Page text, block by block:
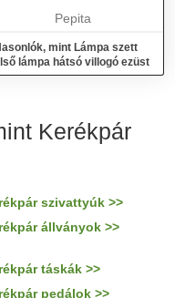
Pepita
mint Lámpa szett
lámpa hátsó villogó ezüst
Kerékpár
szivattyúk >>
állványok >>
táskák >>
pedálok >>